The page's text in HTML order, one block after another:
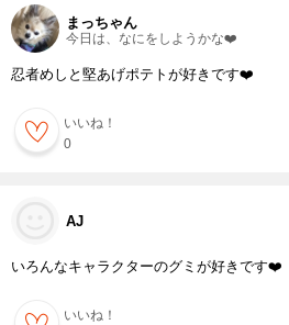
まっちゃん
今日は、なにをしようかな❤️
忍者めしと堅あげポテトが好きです❤️
いいね！
0
AJ
いろんなキャラクターのグミが好きです❤️
いいね！